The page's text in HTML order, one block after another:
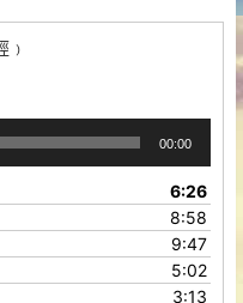
﹚
00:00
6:26
8:58
9:47
5:02
3:13